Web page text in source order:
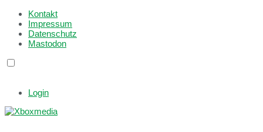
Kontakt
Impressum
Datenschutz
Mastodon
Login